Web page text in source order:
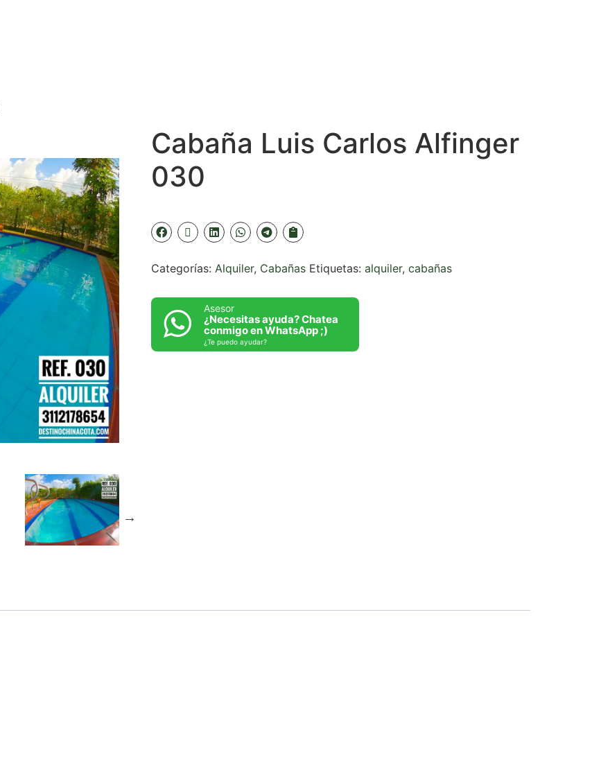
Cabaña Luis Carlos Alfinger
030
Categorías: Alquiler, Cabañas Etiquetas: alquiler, cabañas
Asesor
¿Necesitas ayuda? Chatea
conmigo en WhatsApp ;)
¿Te puedo ayudar?